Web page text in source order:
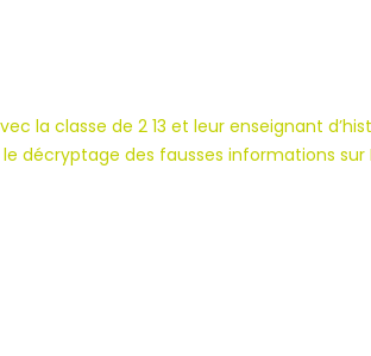
la classe de 2 13 et leur enseignant
décryptage des fausses informations sur